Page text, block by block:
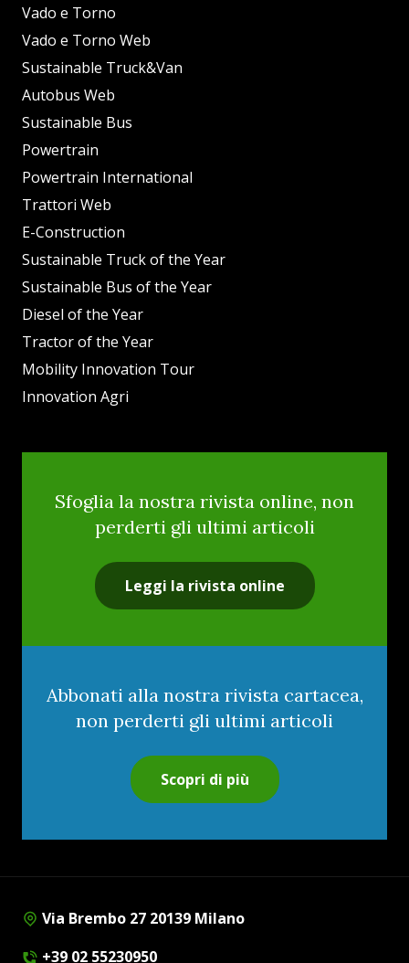
Vado e Torno
Vado e Torno Web
Sustainable Truck&Van
Autobus Web
Sustainable Bus
Powertrain
Powertrain International
Trattori Web
E-Construction
Sustainable Truck of the Year
Sustainable Bus of the Year
Diesel of the Year
Tractor of the Year
Mobility Innovation Tour
Innovation Agri
Sfoglia la nostra rivista online, non
perderti gli ultimi articoli
Leggi la rivista online
Abbonati alla nostra rivista cartacea,
non perderti gli ultimi articoli
Scopri di più
Via Brembo 27 20139 Milano
+39 02 55230950